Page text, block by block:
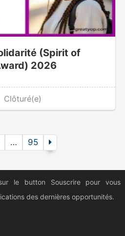
(Spirit of
2026
Clôturé(e)
… 95
le button Souscrire pour vous
des dernières opportunités.